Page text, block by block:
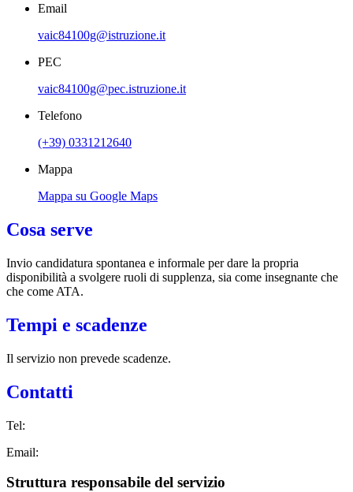
Email
vaic84100g@istruzione.it
PEC
vaic84100g@pec.istruzione.it
Telefono
(+39) 0331212640
Mappa
Mappa su Google Maps
Cosa serve
Invio candidatura spontanea e informale per dare la propria
disponibilità a svolgere ruoli di supplenza, sia come insegnante che
che come ATA.
Tempi e scadenze
Il servizio non prevede scadenze.
Contatti
Tel:
Email:
Struttura responsabile del servizio